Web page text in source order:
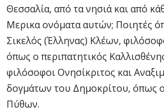
Θεσσαλία, από τα νησιά και από
Μερικα ονόματα αυτών; Ποιητές
Σικελός (Έλληνας) Κλέων,
όπως ο περιπατητικός
φιλόσοφοι Ονησίκριτος και
δογμάτων του Δημοκρίτου, όπως
Πύθων.